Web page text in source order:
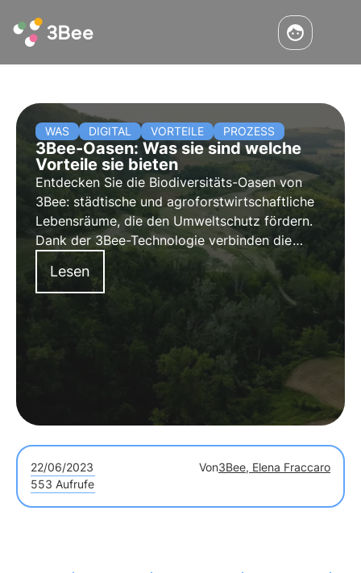
WAS DIGITAL VORTEILE PROZESS
3Bee-Oasen: Was sie sind welche
Vorteile sie bieten
Entdecken Sie die Biodiversitäts-Oasen von
3Bee: städtische und agroforstwirtschaftliche
Lebensräume, die den Umweltschutz fördern.
Dank der 3Bee-Technologie verbinden die
Oasen Natur und Wirtschaft und bieten eine
Reihe von Vorteilen. Schließen Sie sich dem
Wandel an und übernehmen Sie eine Oase.
Lesen
22/06/2023 Von3Bee, Elena Fraccaro
553 Aufrufe